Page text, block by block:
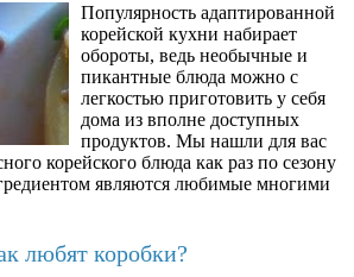
Популярность адаптированной
корейской кухни набирает
обороты, ведь необычные и
пикантные блюда можно с
легкостью приготовить у себя
дома из вполне доступных
продуктов. Мы нашли для вас
корейского блюда как раз по сезону
являются любимые многими
любят коробки?